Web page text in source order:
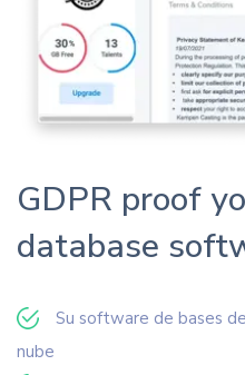
GDPR proof
database
Su software de bases
nube